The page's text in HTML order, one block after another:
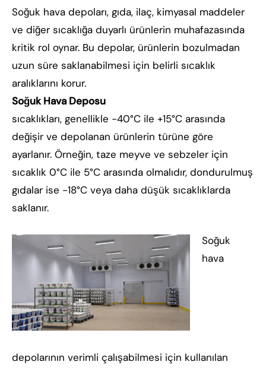
Soğuk hava depoları, gıda, ilaç, kimyasal maddeler
ve diğer sıcaklığa duyarlı ürünlerin muhafazasında
kritik rol oynar. Bu depolar, ürünlerin bozulmadan
uzun süre saklanabilmesi için belirli sıcaklık
aralıklarını korur.
Soğuk Hava Deposu
sıcaklıkları, genellikle -40°C ile +15°C arasında
değişir ve depolanan ürünlerin türüne göre
ayarlanır. Örneğin, taze meyve ve sebzeler için
sıcaklık 0°C ile 5°C arasında olmalıdır, dondurulmuş
gıdalar ise -18°C veya daha düşük sıcaklıklarda
saklanır.
Soğuk
hava
depolarının verimli çalışabilmesi için kullanılan